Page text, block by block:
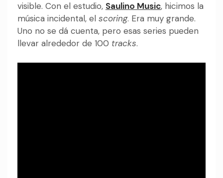
visible. Con el estudio, Saulino Music, hicimos la
música incidental, el scoring. Era muy grande.
Uno no se dá cuenta, pero esas series pueden
llevar alrededor de 100 tracks.